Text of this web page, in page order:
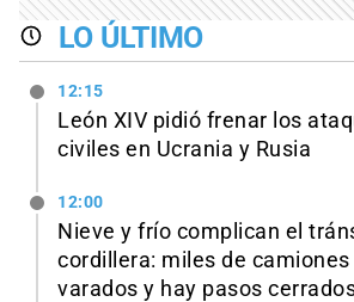
LO ÚLTIMO
12:15
León XIV pidió frenar los
civiles en Ucrania y Rusia
12:00
Nieve y frío complican el
cordillera: miles de
varados y hay pasos